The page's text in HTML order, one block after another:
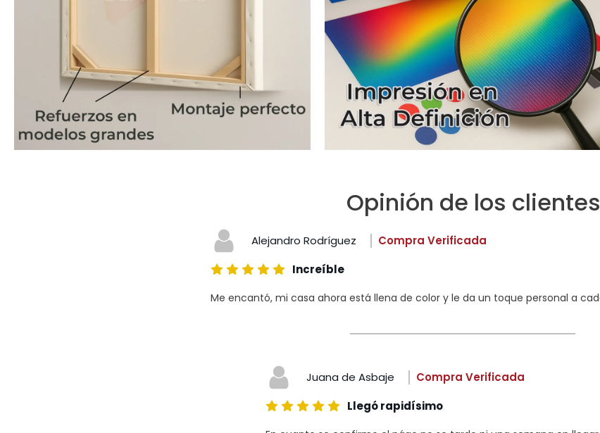
Opinión de los clientes
Alejandro Rodríguez
Compra Verificada
Increíble
Me encantó, mi casa ahora está llena de color y le da un toque personal a
Juana de Asbaje
Compra Verificada
Llegó rapidísimo